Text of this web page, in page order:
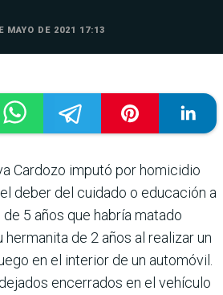
MAYO DE 2021 17:13
Cardozo imputó por homicidio
deber del cuidado o educación a
5 años que habría matado
de 2 años al realizar un
en el interior de un automóvil.
encerrados en el vehículo